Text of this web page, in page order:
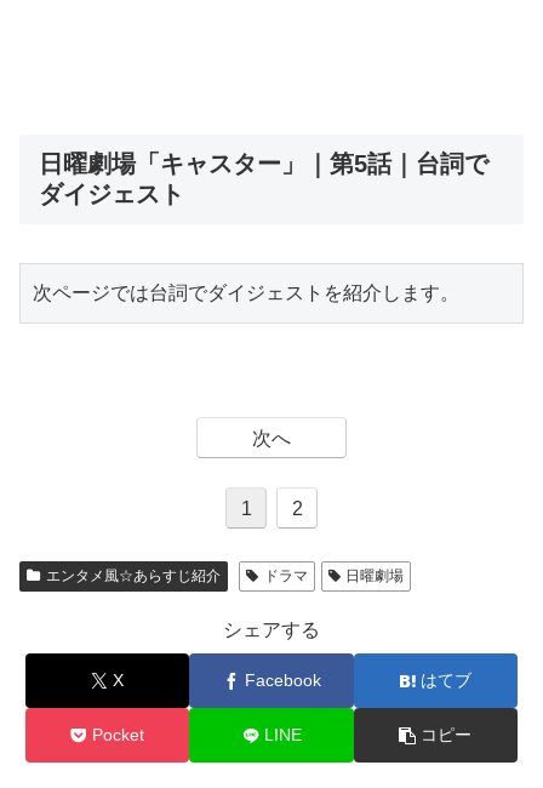
日曜劇場「キャスター」｜第5話｜台詞で
ダイジェスト
次ページでは台詞でダイジェストを紹介します。
次へ
1 2
エンタメ風☆あらすじ紹介 ドラマ 日曜劇場
シェアする
X Facebook はてブ
Pocket LINE コピー